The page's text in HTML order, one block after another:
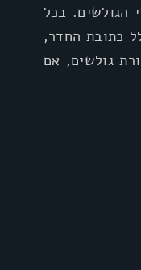
הגולשים. בכל
כתובת החדר,
גולשים, אם